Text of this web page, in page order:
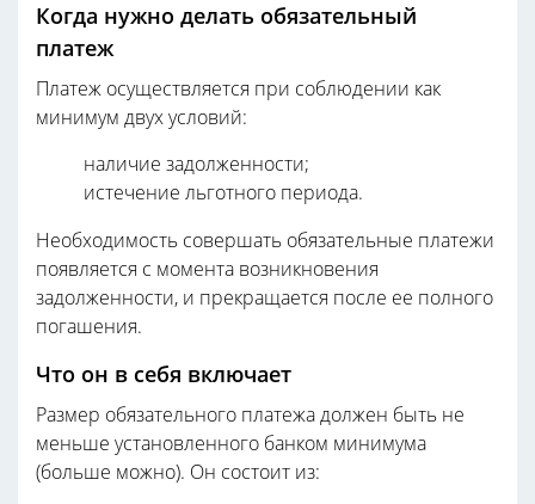
Когда нужно делать обязательный
платеж
Платеж осуществляется при соблюдении как
минимум двух условий:
наличие задолженности;
истечение льготного периода.
Необходимость совершать обязательные платежи
появляется с момента возникновения
задолженности, и прекращается после ее полного
погашения.
Что он в себя включает
Размер обязательного платежа должен быть не
меньше установленного банком минимума
(больше можно). Он состоит из: